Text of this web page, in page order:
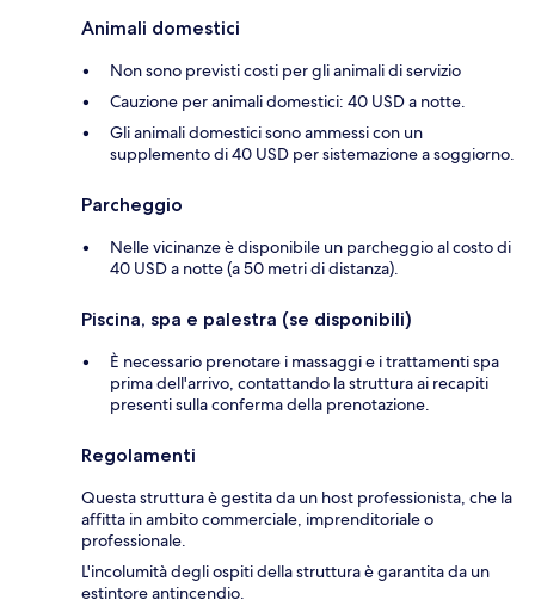
Animali domestici
Non sono previsti costi per gli animali di servizio
Cauzione per animali domestici: 40 USD a notte.
Gli animali domestici sono ammessi con un
supplemento di 40 USD per sistemazione a soggiorno.
Parcheggio
Nelle vicinanze è disponibile un parcheggio al costo di
40 USD a notte (a 50 metri di distanza).
Piscina, spa e palestra (se disponibili)
È necessario prenotare i massaggi e i trattamenti spa
prima dell'arrivo, contattando la struttura ai recapiti
presenti sulla conferma della prenotazione.
Regolamenti
Questa struttura è gestita da un host professionista, che la
affitta in ambito commerciale, imprenditoriale o
professionale.
L'incolumità degli ospiti della struttura è garantita da un
estintore antincendio.